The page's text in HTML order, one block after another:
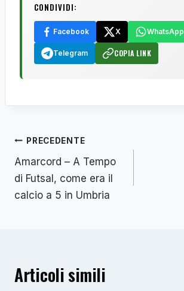
CONDIVIDI:
Facebook X WhatsApp
Telegram COPIA LINK
Navigazione
articoli
PRECEDENTE
Amarcord – A Tempo
di Futsal, come era il
calcio a 5 in Umbria
Articoli simili